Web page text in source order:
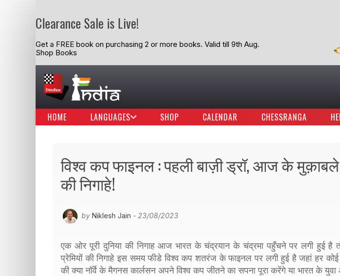
Clearance Sale is Live!
Get a FREE book on purchasing 2 or more books. Valid till 9th Aug.
Shop Books
HOME LANGUAGES SHOP CALENDAR CHESSRANGA
विश्व कप फाइनल : पहली बाज़ी ड्रॉ, आज के मुक़ाबले
की निगाहे!
by Niklesh Jain - 23/08/2023
एक ओर पूरी दुनिया की निगाह आज भारत के चंद्रयान के चंद्रमा पहुँचने पर लगी हुई है
प्रेमियों की निगाहे इस समय फीडे विश्व कप शतरंज के फाइनल पर लगी हुई है जहां हर कोई
की क्या नॉर्वे के मैगनस कार्लसन अपने विश्व कप जीतने का सपना पूरा करेंगे या भारत के युवा